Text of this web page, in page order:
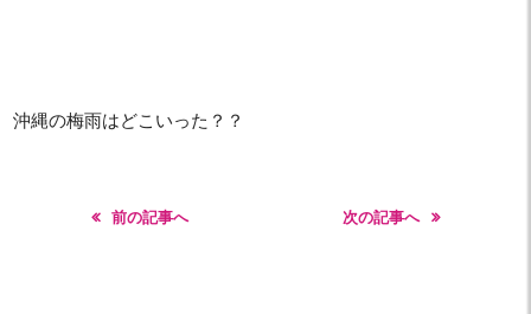
沖縄の梅雨はどこいった？？
前の記事へ 次の記事へ